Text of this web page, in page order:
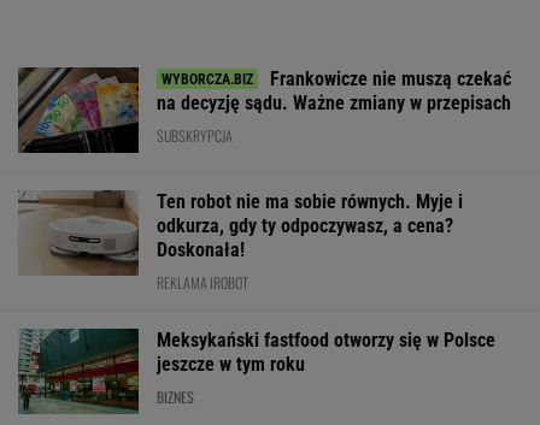
Frankowicze nie muszą czekać
na decyzję sądu. Ważne zmiany w przepisach
SUBSKRYPCJA
Ten robot nie ma sobie równych. Myje i
odkurza, gdy ty odpoczywasz, a cena?
Doskonała!
REKLAMA IROBOT
Meksykański fastfood otworzy się w Polsce
jeszcze w tym roku
BIZNES